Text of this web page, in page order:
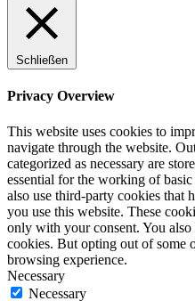
Schließen
Privacy Overview
This website uses cookies to
navigate through the website.
categorized as necessary are
essential for the working of
also use third-party cookies that
you use this website. These
only with your consent. You
cookies. But opting out of some
browsing experience.
Necessary
Necessary